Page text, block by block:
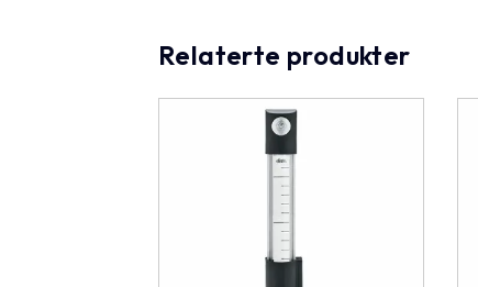
Relaterte produkter